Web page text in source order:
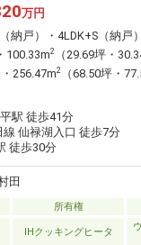
万円
納戸）・4LDK+S（納戸）
・100.33m2
（29.69坪・
・256.47m2
（68.50坪・
駅 徒歩41分
仙禄湖入口 徒歩7分
徒歩30分
田
所有権
IHクッキングヒータ